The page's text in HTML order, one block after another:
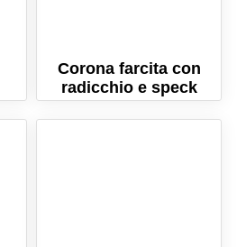
Corona farcita con
radicchio e speck